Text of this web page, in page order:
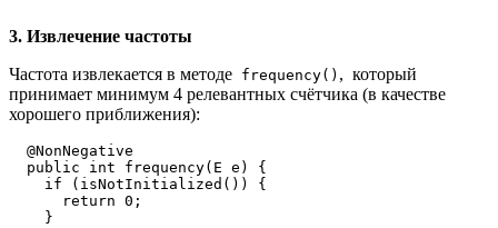
3. Извлечение частоты
Частота извлекается в методе frequency() , который
принимает минимум 4 релевантных счётчика (в качестве
хорошего приближения):
  @NonNegative
  public int frequency(E e) {
    if (isNotInitialized()) {
      return 0;
    }